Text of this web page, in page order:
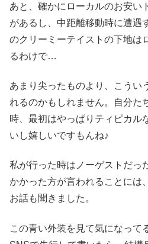
あと、確かにローカルのお安い
があるし、中距離移動時に遭遇
のクリーミーテイストの下地は
るわけで…
あまり尖ったものより、こうい
れるのかもしれません。自分た
時、最初はやっぱりティピカル
いし嬉しいですもんね♪
私が行った時はノーゲストだっ
かかった方が言われることには
お話も聞きました。
この青い外装を見て気になって